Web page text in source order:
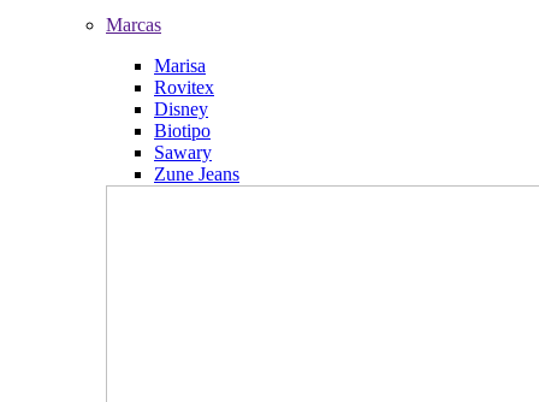
Marcas
Marisa
Rovitex
Disney
Biotipo
Sawary
Zune Jeans